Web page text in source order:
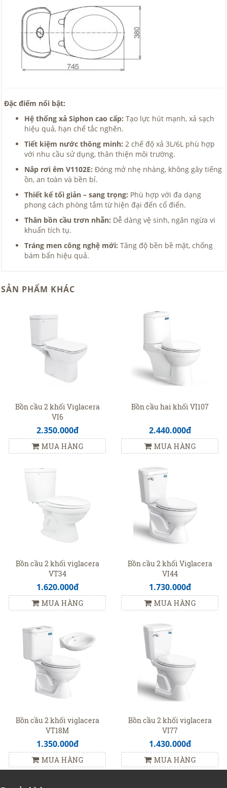
Đặc điểm nổi bật:
Hệ thống xả Siphon cao cấp: Tạo lực hút mạnh, xả sạch
hiệu quả, hạn chế tắc nghẽn.
Tiết kiệm nước thông minh: 2 chế độ xả 3L/6L phù hợp
với nhu cầu sử dụng, thân thiện môi trường.
Nắp rơi êm V1102E: Đóng mở nhẹ nhàng, không gây tiếng
ồn, an toàn và bền bỉ.
Thiết kế tối giản – sang trọng: Phù hợp với đa dạng
phong cách phòng tắm từ hiện đại đến cổ điển.
Thân bồn cầu trơn nhẵn: Dễ dàng vệ sinh, ngăn ngừa vi
khuẩn tích tụ.
Tráng men công nghệ mới: Tăng độ bền bề mặt, chống
bám bẩn hiệu quả.
SẢN PHẨM KHÁC
Bồn cầu 2 khối Viglacera
VI6
2.350.000đ
MUA HÀNG
Bồn cầu hai khối VI107
2.440.000đ
MUA HÀNG
Bồn cầu 2 khối viglacera
VT34
1.620.000đ
MUA HÀNG
Bồn cầu 2 khối Viglacera
VI44
1.730.000đ
MUA HÀNG
Bồn cầu 2 khối viglacera
VT18M
1.350.000đ
MUA HÀNG
Bồn cầu 2 khối viglacera
VI77
1.430.000đ
MUA HÀNG